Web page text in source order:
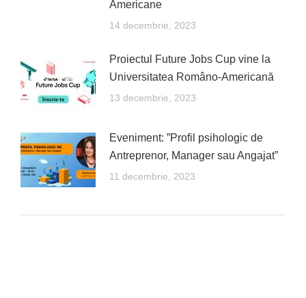
Americane
14 decembrie, 2023
Proiectul Future Jobs Cup vine la
Universitatea Româno-Americană
13 decembrie, 2023
Eveniment: ”Profil psihologic de
Antreprenor, Manager sau Angajat”
11 decembrie, 2023